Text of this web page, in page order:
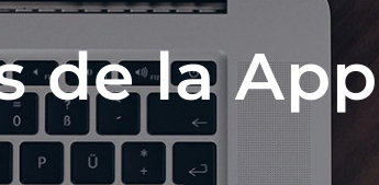
de la App